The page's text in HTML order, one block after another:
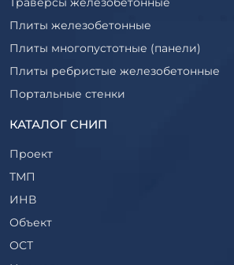
Плиты железобетонные
Плиты многопустотные (панели)
Плиты ребристые железобетонные
Портальные стенки
Прогоны железобетонные
Ригели железобетонные
Сваи железобетонные
Стеновые блоки
Стойки железобетонные
Столбы железобетонные
КАТАЛОГ СНИП
Проект
ТМП
ИНВ
Объект
ОСТ